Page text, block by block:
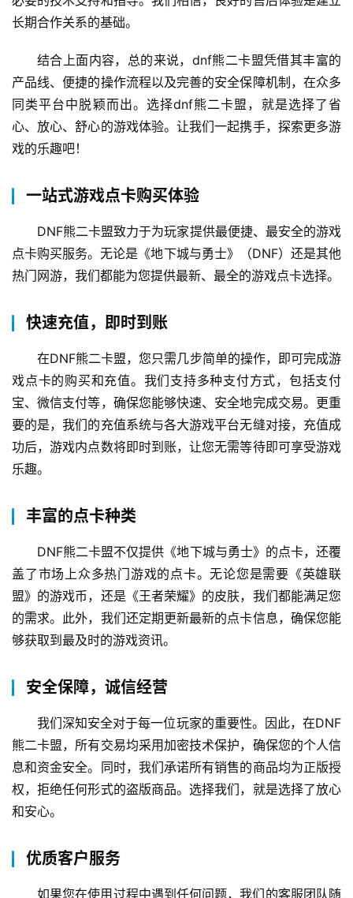
长期合作关系的基础。
结合上面内容，总的来说，dnf熊二卡盟凭借其丰富的
产品线、便捷的操作流程以及完善的安全保障机制，在众多
同类平台中脱颖而出。选择dnf熊二卡盟，就是选择了省
心、放心、舒心的游戏体验。让我们一起携手，探索更多游
戏的乐趣吧！
一站式游戏点卡购买体验
DNF熊二卡盟致力于为玩家提供最便捷、最安全的游戏
点卡购买服务。无论是《地下城与勇士》（DNF）还是其他
热门网游，我们都能为您提供最新、最全的游戏点卡选择。
快速充值，即时到账
在DNF熊二卡盟，您只需几步简单的操作，即可完成游
戏点卡的购买和充值。我们支持多种支付方式，包括支付
宝、微信支付等，确保您能够快速、安全地完成交易。更重
要的是，我们的充值系统与各大游戏平台无缝对接，充值成
功后，游戏内点数将即时到账，让您无需等待即可享受游戏
乐趣。
丰富的点卡种类
DNF熊二卡盟不仅提供《地下城与勇士》的点卡，还覆
盖了市场上众多热门游戏的点卡。无论您是需要《英雄联
盟》的游戏币，还是《王者荣耀》的皮肤，我们都能满足您
的需求。此外，我们还定期更新最新的点卡信息，确保您能
够获取到最及时的游戏资讯。
安全保障，诚信经营
我们深知安全对于每一位玩家的重要性。因此，在DNF
熊二卡盟，所有交易均采用加密技术保护，确保您的个人信
息和资金安全。同时，我们承诺所有销售的商品均为正版授
权，拒绝任何形式的盗版商品。选择我们，就是选择了放心
和安心。
优质客户服务
如果您在使用过程中遇到任何问题，我们的客服团队随